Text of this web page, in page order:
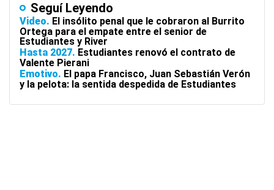
Seguí Leyendo
Video El insólito penal que le cobraron al Burrito
Ortega para el empate entre el senior de
Estudiantes y River
Hasta 2027 Estudiantes renovó el contrato de
Valente Pierani
Emotivo El papa Francisco, Juan Sebastián Verón
y la pelota: la sentida despedida de Estudiantes